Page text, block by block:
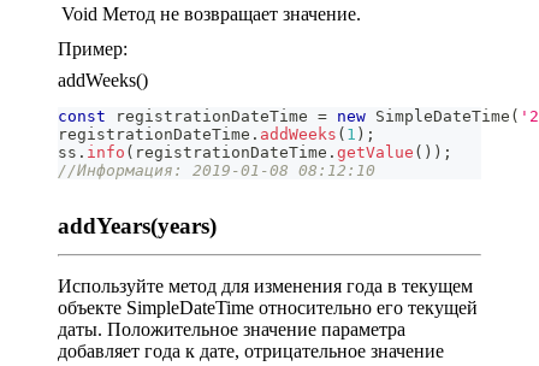
Void Метод не возвращает значение.
Пример:
addWeeks()
const registrationDateTime = new SimpleDateTime (
registrationDateTime . addWeeks ( 1 ) ;
ss . info ( registrationDateTime . getValue ( ) ) ;
//Информация: 2019-01-08 08:12:10
addYears(years)
Используйте метод для изменения года в текущем
объекте SimpleDateTime относительно его текущей
даты. Положительное значение параметра
добавляет года к дате, отрицательное значение